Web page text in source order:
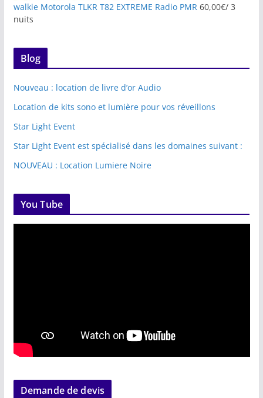
walkie Motorola TLKR T82 EXTREME Radio PMR 60,00€/ 3
nuits
Blog
Nouveau : location de livre d’or Audio
Location de kits sono et lumière pour vos réveillons
Star Light Event
Star Light Event est spécialisé dans les domaines suivant :
NOUVEAU : Location Lumiere Noire
You Tube
Demande de devis